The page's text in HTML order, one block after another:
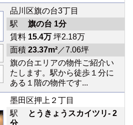
品川区旗の台3丁目
駅 旗の台 1分
賃料 15.4万坪2.18万
面積 23.37m²／7.06坪
旗の台エリアの物件ご紹介い
たします。駅から徒歩１分に
ある１階の物件です...
墨田区押上２丁目
駅
とうきょうスカイツリ- 2
分